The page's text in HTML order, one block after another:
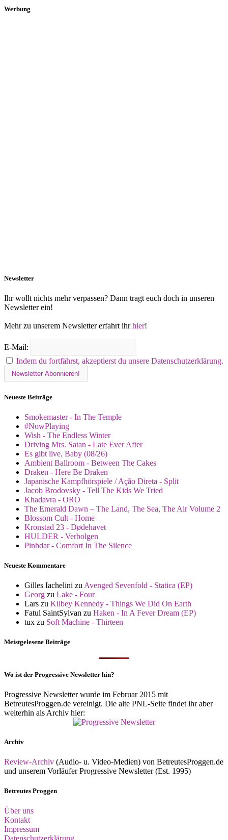
Werbung
Newsletter
Ihr wollt nichts mehr verpassen? Dann tragt euch doch in unseren
Newsletter ein!
Mehr zu unserem Newsletter erfahrt ihrhier!
E-Mail:
Indem du fortfährst, akzeptierst du unsere Datenschutzerklärung.
Neueste Beiträge
Smokemaster - In The Temple
#NowPlaying
Wish - The Endless Winter
Driving Mrs. Satan - Late Ever After
Es gibt live, Baby (08/26)
Ambient Ballroom - Between The Cakes
Draken - Here Be Draken
Japanische Kampfhörspiele / Ação Direta - Split
Jacob Brodovsky - Tell The Kids We Tried
Khadavra - ORO
The Emerald Dawn – The Land, The Sea, The Air Volume 2
Blossom Cult - Home
Kronstad 23 - Dødehavet
HULDER - Verbolgen
Pinhdar - Comfort In The Silence
Neueste Kommentare
Gilles Iachelini zu Avenged Sevenfold - Statica (EP)
Georg zu Lake - Four
Lars zu Kilbey Kennedy - Things We Did On Earth
Fatul SaintSylvan zu Haken - In A Fever Dream (EP)
tux zu Soft Machine - Thirteen
Meistgelesene Beiträge
Wo ist der Progressive Newsletter hin?
Progressive Newsletter wurde im Februar 2015 mit
BetreutesProggen.de vereinigt. Die alte PNL-Seite findet ihr aber
weiterhin als Archiv hier:
Archiv
Review-Archiv (Audio- u. Video-Medien) von BetreutesProggen.de
und unserem Vorläufer Progressive Newsletter (Est. 1995)
Betreutes Proggen
Über uns
Kontakt
Impressum